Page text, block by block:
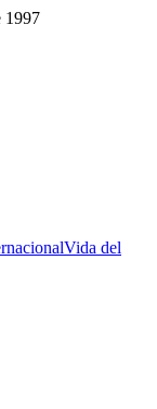
1997
Vida del